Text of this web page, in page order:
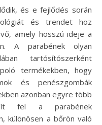
és trendet hoz
amely hosszú ideje a
A parabének olyan
tartósítószerként
termékekben, hogy
és penészgombák
azonban egyre több
fel a parabének
különösen a bőrön való